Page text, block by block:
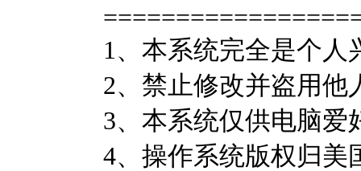
1、本系统完全是个
2、禁止修改并盗用他
3、本系统仅供电脑爱
4、操作系统版权归美